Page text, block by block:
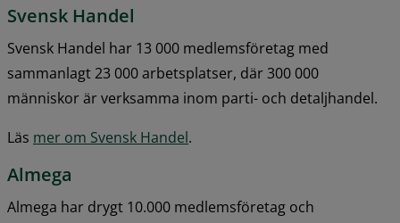
Svensk Handel
Svensk Handel har 13 000 medlemsföretag med
sammanlagt 23 000 arbetsplatser, där 300 000
människor är verksamma inom parti- och detaljhandel.
Läs mer om Svensk Handel.
Almega
Almega har drygt 10.000 medlemsföretag och